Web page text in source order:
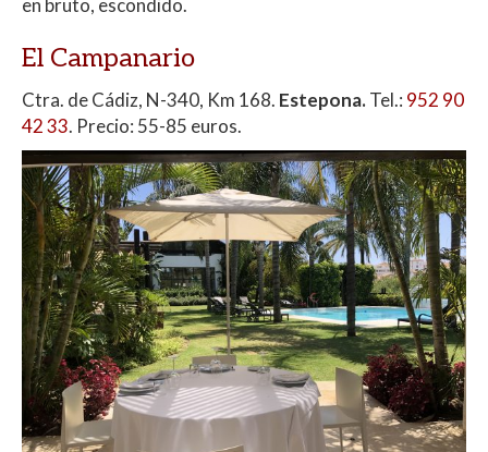
en bruto, escondido.
El Campanario
Ctra. de Cádiz, N-340, Km 168. Estepona.Tel.: 952 90
42 33. Precio: 55-85 euros.